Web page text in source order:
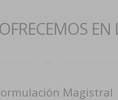
Magistral